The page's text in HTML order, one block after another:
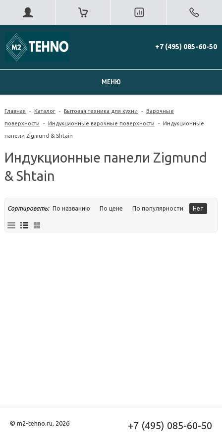
+7 (495) 085-60-50
МЕНЮ
Главная - Каталог - Бытовая техника для кухни - Варочные
поверхности - Индукционные варочные поверхности - Индукционные
панели Zigmund & Shtain
Индукционные панели Zigmund
& Shtain
Сортировать: По названию По цене По популярности Нет
© m2-tehno.ru, 2026 +7 (495) 085-60-50